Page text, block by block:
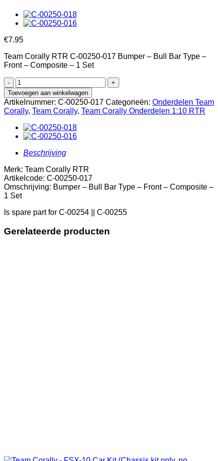
€7.95
Team Corally RTR C-00250-017 Bumper – Bull Bar Type –
Front – Composite – 1 Set
Bumper
-
Bull
Bar
Type
-
Front
Composite
1
Set
aantal
Toevoegen aan winkelwagen
Artikelnummer: C-00250-017 Categorieën: Onderdelen Team
Corally, Team Corally, Team Corally Onderdelen 1:10 RTR
Beschrijving
Merk: Team Corally RTR
Artikelcode: C-00250-017
Omschrijving: Bumper – Bull Bar Type – Front – Composite –
1 Set
Is spare part for C-00254 || C-00255
Gerelateerde producten